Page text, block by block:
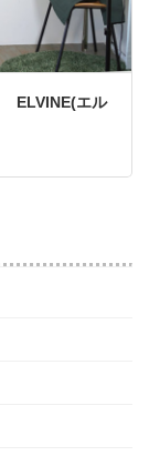
ELVINE(エル